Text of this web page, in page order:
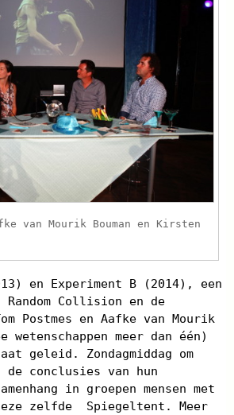
van Mourik Bouman en Kirsten
en Experiment B (2014), een
Random Collision en de
Postmes en Aafke van Mourik
wetenschappen meer dan één)
geleid. Zondagmiddag om
conclusies van hun
in groepen mensen met
zelfde Spiegeltent. Meer